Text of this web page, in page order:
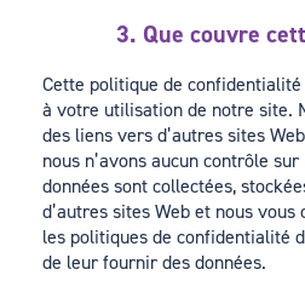
3. Que couvre
Cette politique de confidentialité
à votre utilisation de notre site.
des liens vers d’autres sites
nous n’avons aucun contrôle
données sont collectées,
d’autres sites Web et nous
les politiques de confidentialité
de leur fournir des données.